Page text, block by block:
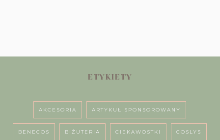
ETYKIETY
AKCESORIA ARTYKUŁ SPONSOROWANY
BENECOS BIŻUTERIA CIEKAWOSTKI COSLYS